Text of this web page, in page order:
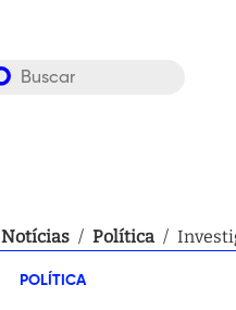
Notícias / Política /
POLÍTICA